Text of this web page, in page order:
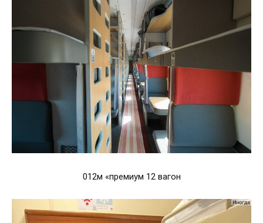
012м «премиум 12 вагон